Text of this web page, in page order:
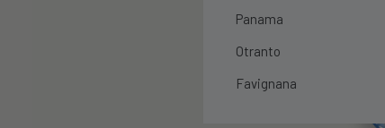
Panama
Otranto
Favignana